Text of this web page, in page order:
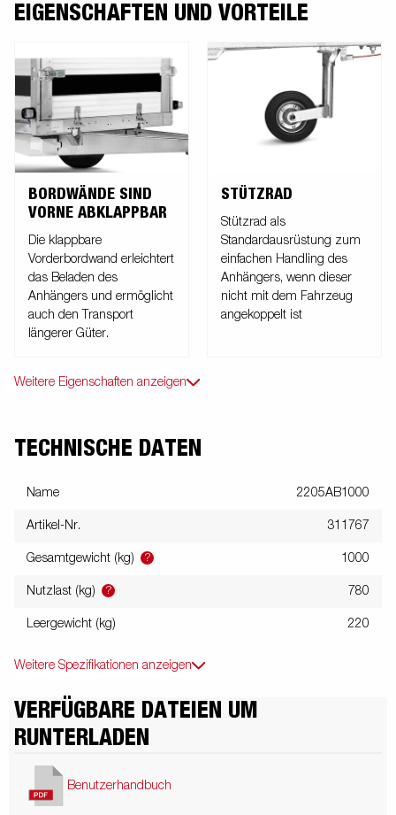
EIGENSCHAFTEN UND VORTEILE
BORDWÄNDE SIND
VORNE ABKLAPPBAR
Die klappbare
Vorderbordwand erleichtert
das Beladen des
Anhängers und ermöglicht
auch den Transport
längerer Güter.
STÜTZRAD
Stützrad als
Standardausrüstung zum
einfachen Handling des
Anhängers, wenn dieser
nicht mit dem Fahrzeug
angekoppelt ist
Weitere Eigenschaften anzeigen
TECHNISCHE DATEN
Name 2205AB1000
Artikel-Nr. 311767
Gesamtgewicht (kg) ? 1000
Nutzlast (kg) ? 780
Leergewicht (kg) 220
Weitere Spezifikationen anzeigen
VERFÜGBARE DATEIEN UM
RUNTERLADEN
Benutzerhandbuch